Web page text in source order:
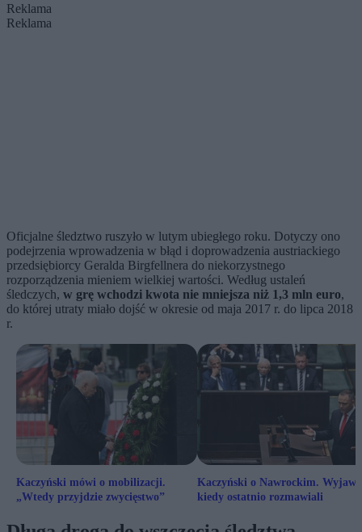
Reklama
Reklama
Oficjalne śledztwo ruszyło w lutym ubiegłego roku. Dotyczy ono
podejrzenia wprowadzenia w błąd i doprowadzenia austriackiego
przedsiębiorcy Geralda Birgfellnera do niekorzystnego
rozporządzenia mieniem wielkiej wartości. Według ustaleń
śledczych, w grę wchodzi kwota nie mniejsza niż 1,3 mln euro,
do której utraty miało dojść w okresie od maja 2017 r. do lipca 2018
r.
Kaczyński mówi o mobilizacji.
„Wtedy przyjdzie zwycięstwo”
Kaczyński o Nawrockim.
kiedy ostatnio rozmawiali